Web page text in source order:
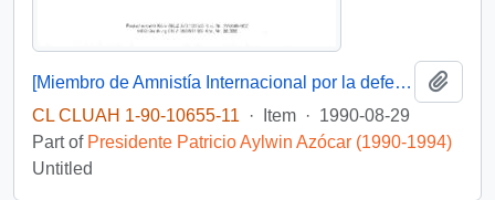
[Miembro de Amnistía Internacional por la defensa de los detenidos desaparecidos en Chile felicita por la creación de la Comisión de de Verdad y Reconciliación]
CL CLUAH 1-90-10655-11
· Item · 1990-08-29
Part of Presidente Patricio Aylwin Azócar (1990-1994)
Untitled